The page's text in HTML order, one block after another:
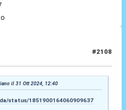
#2108
il 31 Ott 2024, 12:40
status/1851900164060909637